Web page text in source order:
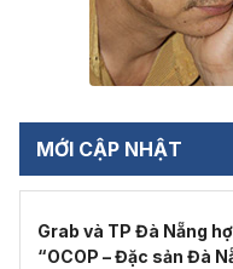
MỚI CẬP NHẬT
Grab và TP Đà Nẵng
“OCOP – Đặc sản Đà